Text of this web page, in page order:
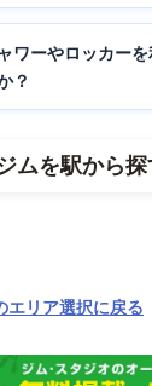
ワーやロッカー
？
ムを駅から探
エリア選択に戻る